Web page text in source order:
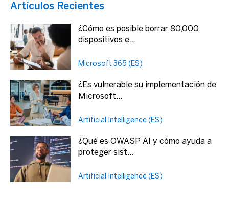
Artículos Recientes
¿Cómo es posible borrar 80,000
dispositivos e...
Microsoft 365 (ES)
¿Es vulnerable su implementación de
Microsoft...
Artificial Intelligence (ES)
¿Qué es OWASP AI y cómo ayuda a
proteger sist...
Artificial Intelligence (ES)